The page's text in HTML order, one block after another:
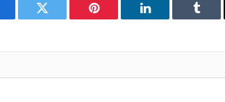
Twitter Pinterest LinkedIn